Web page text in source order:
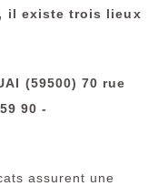
il existe trois lieux
(59500) 70 rue
90 -
assurent une